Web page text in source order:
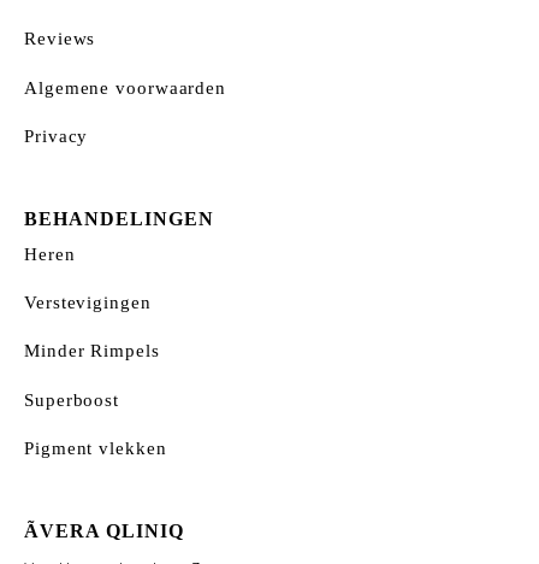
Reviews
Algemene voorwaarden
Privacy
BEHANDELINGEN
Heren
Verstevigingen
Minder Rimpels
Superboost
Pigment vlekken
ÃVERA QLINIQ